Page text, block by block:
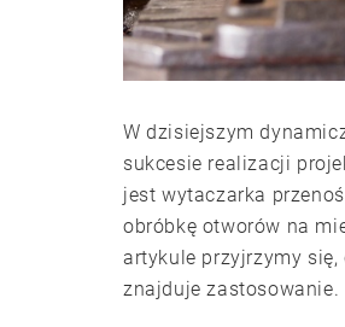
W dzisiejszym
sukcesie realizacji
jest wytaczarka
obróbkę otworów na
artykule przyjrzymy
znajduje zastosowanie.